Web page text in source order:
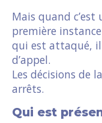
Mais quand
première
qui est attaqué,
d’appel.
Les décisions de
arrêts.
Qui est